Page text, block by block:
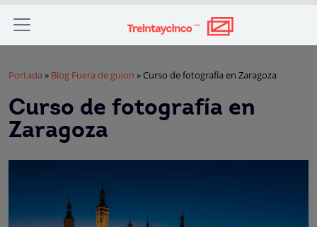
Portada » Blog Fuera de guion » Curso de fotografía en Zaragoza
Curso de fotografía en
Zaragoza